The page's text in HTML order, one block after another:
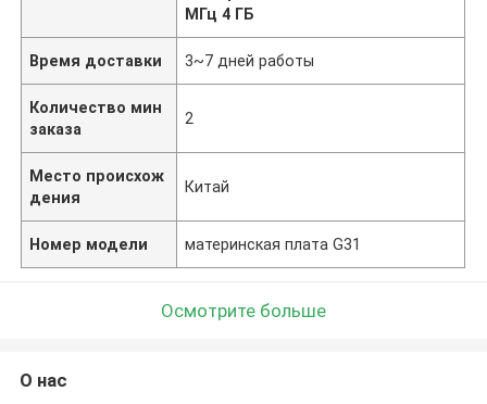
МГц 4 ГБ
Время доставки 3~7 дней работы
Количество мин
заказа
2
Место происхож
дения
Китай
Номер модели материнская плата G31
Осмотрите больше
О нас